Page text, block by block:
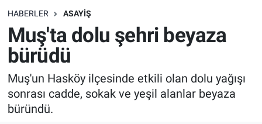
HABERLER ASAYIŞ
Muş'ta dolu şehri beyaza
bürüdü
Muş'un Hasköy ilçesinde etkili olan dolu yağışı
sonrası cadde, sokak ve yeşil alanlar beyaza
büründü.
Eğitim
Ekonomi
Genel
Son Dakika Haberleri
Haber Arşivi